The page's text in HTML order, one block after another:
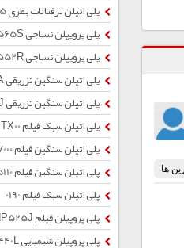
پلی اتیلن ترفتالات بطری BG845
پلی پروپیلن نساجی HP565S
پلی پروپیلن نساجی HP552R
پلی اتیلن سنگین تزریقی 5620EA
پلی اتیلن سنگین تزریقی 2200J
پلی اتیلن سبک فیلم 2102TX00
پلی اتیلن سنگین فیلم F7000
پلی اتیلن سنگین فیلم HF5110
پلی اتیلن سبک فیلم 0190
پلی پروپیلن فیلم HP525J
پلی پروپیلن شیمیایی EP440L